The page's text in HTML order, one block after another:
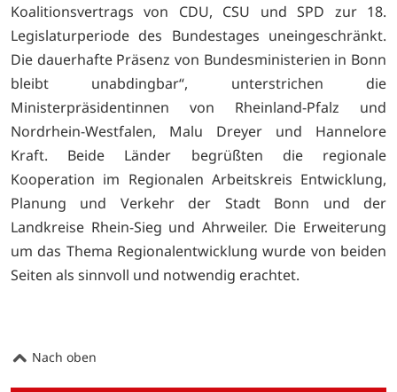
Koalitionsvertrags von CDU, CSU und SPD zur 18.
Legislaturperiode des Bundestages uneingeschränkt.
Die dauerhafte Präsenz von Bundesministerien in Bonn
bleibt unabdingbar“, unterstrichen die
Ministerpräsidentinnen von Rheinland-Pfalz und
Nordrhein-Westfalen, Malu Dreyer und Hannelore
Kraft. Beide Länder begrüßten die regionale
Kooperation im Regionalen Arbeitskreis Entwicklung,
Planung und Verkehr der Stadt Bonn und der
Landkreise Rhein-Sieg und Ahrweiler. Die Erweiterung
um das Thema Regionalentwicklung wurde von beiden
Seiten als sinnvoll und notwendig erachtet.
Nach oben